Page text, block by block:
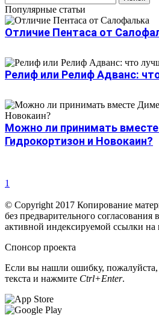
Популярные статьи
Отличие Пентаса от
Релиф или Релиф Адванс:
Можно ли принимать
Гидрокортизон и Новокаин?
1
© Copyright 2017 Копирование
без предварительного согласования
активной индексируемой ссылки на
Спонсор проекта
Если вы нашли ошибку,
текста и нажмите Ctrl+Enter.